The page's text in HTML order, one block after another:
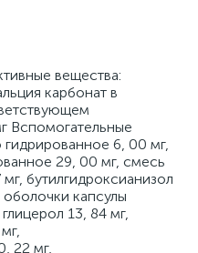
вещества:
карбонат в
Вспомогательные
6, 00 мг,
29, 00 мг, смесь
бутилгидроксианизол
капсулы
13, 84 мг,
22 мг,